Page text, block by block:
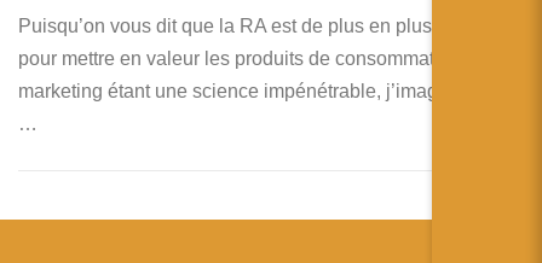
Puisqu’on vous dit que la RA est de plus en plus utilisé
pour mettre en valeur les produits de consommation ! Le
marketing étant une science impénétrable, j’imagine que le
…